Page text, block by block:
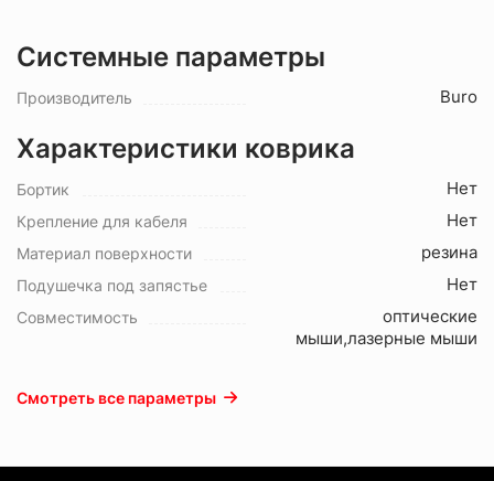
Системные параметры
Производитель Buro
Характеристики коврика
Бортик Нет
Крепление для кабеля Нет
Материал поверхности резина
Подушечка под запястье Нет
Совместимость
оптические
мыши,лазерные мыши
Смотреть все параметры